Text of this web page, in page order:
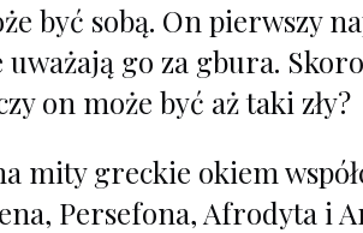
być sobą. On pierwszy
uważają go za gbura.
on może być aż taki zły?
mity greckie okiem
Persefona, Afrodyta i